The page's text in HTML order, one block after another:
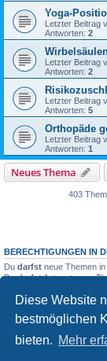
Diese Website
bestmöglichen
bieten. Mehr
Yoga-
Letzter Beitrag
Antworten: 2
Letzter Beitrag
Antworten: 2
Letzter Beitrag
Antworten: 5
Orthopäde
Letzter Beitrag
Antworten: 1
Neues Thema
403
BERECHTIGUNGEN IN
Du darfst neue Themen
DudarfstAntworten zu
Du darfst deine Beiträge
Foren-Übersicht